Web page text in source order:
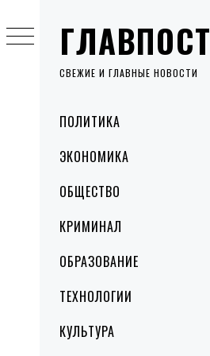
ГЛАВПОСТ
СВЕЖИЕ И ГЛАВНЫЕ НОВОСТИ
MenuПОЛИТИКА
ЭКОНОМИКА
ОБЩЕСТВО
КРИМИНАЛ
ОБРАЗОВАНИЕ
ТЕХНОЛОГИИ
КУЛЬТУРА
to
content